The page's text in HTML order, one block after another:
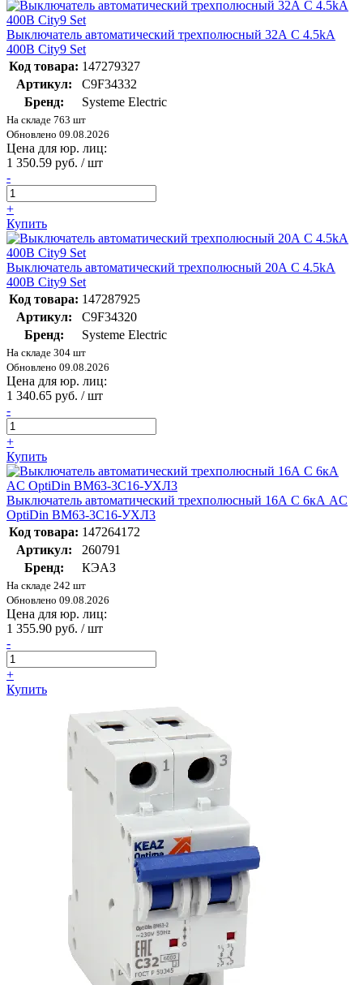
Выключатель автоматический трехполюсный 32А С 4.5kA
400В City9 Set
Код товара: 147279327
Артикул:
C9F34332
Бренд:
Systeme Electric
На складе 763 шт
Обновлено 09.08.2026
Цена для юр. лиц:
1 350.59 руб. / шт
-
+
Купить
Выключатель автоматический трехполюсный 20А С 4.5kA
400В City9 Set
Код товара: 147287925
Артикул:
C9F34320
Бренд:
Systeme Electric
На складе 304 шт
Обновлено 09.08.2026
Цена для юр. лиц:
1 340.65 руб. / шт
-
+
Купить
Выключатель автоматический трехполюсный 16А C 6кА AC
OptiDin BM63-3C16-УХЛ3
Код товара: 147264172
Артикул:
260791
Бренд:
КЭАЗ
На складе 242 шт
Обновлено 09.08.2026
Цена для юр. лиц:
1 355.90 руб. / шт
-
+
Купить